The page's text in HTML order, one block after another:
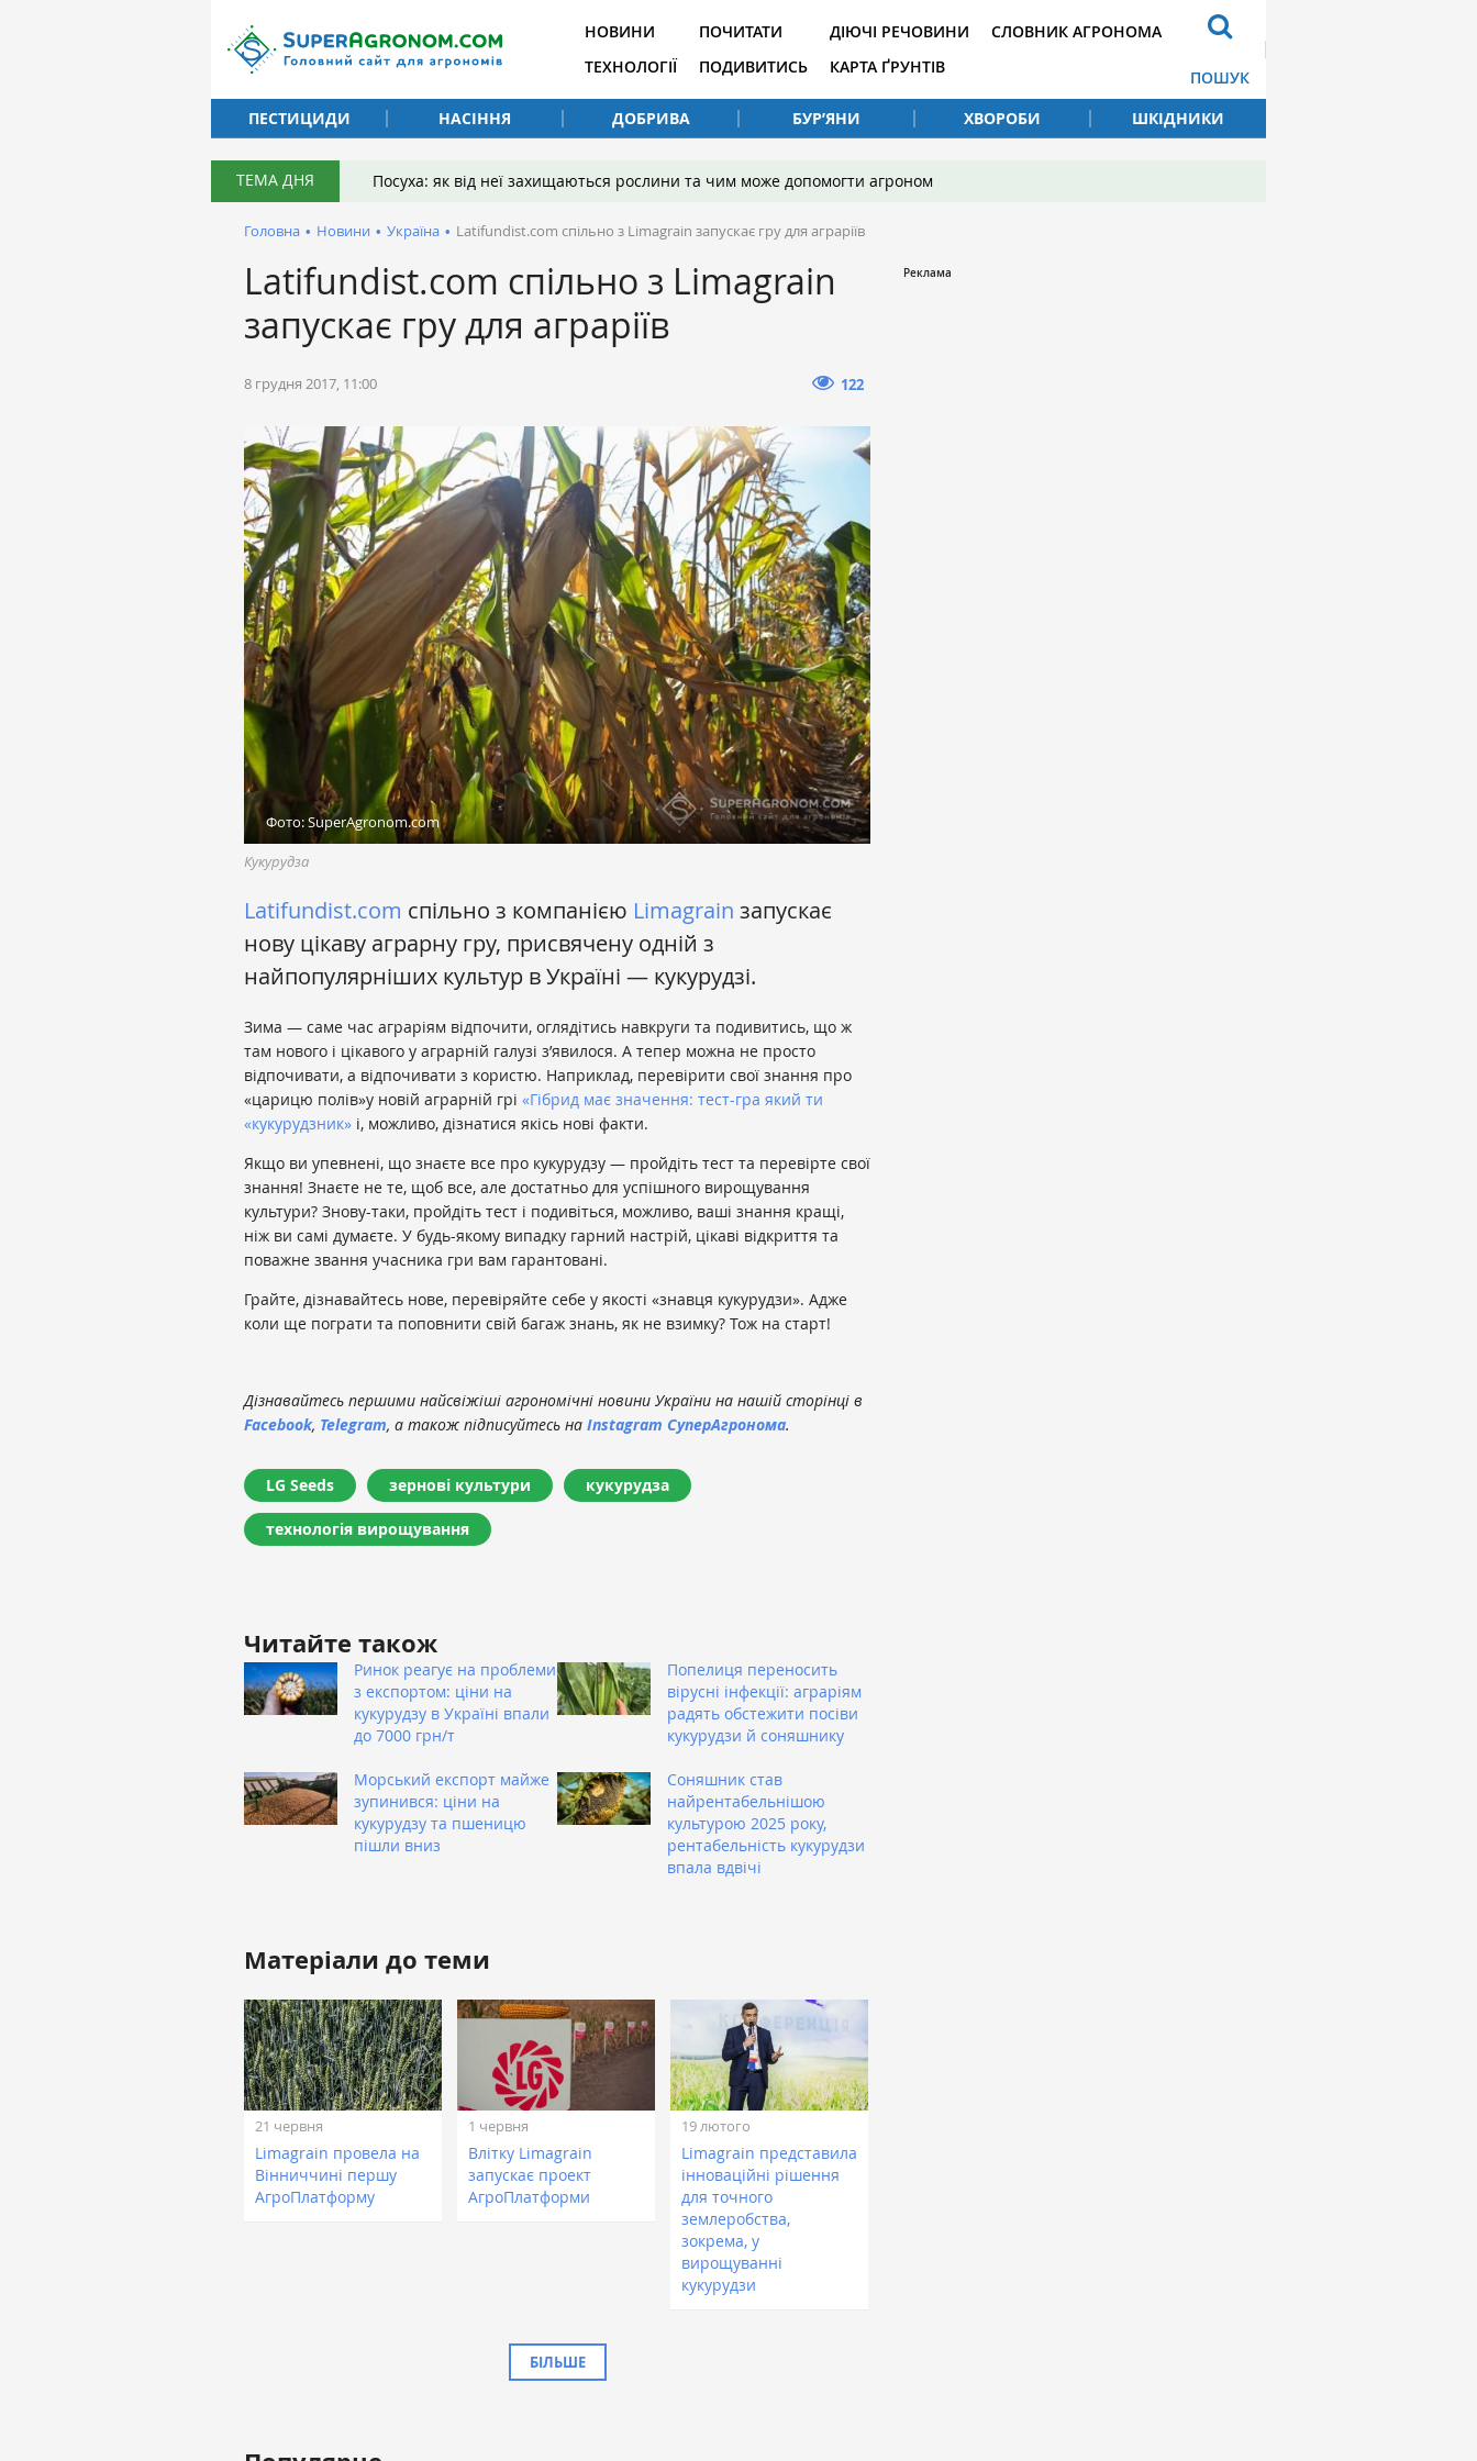
НОВИНИ
ТЕХНОЛОГІЇ
ПОЧИТАТИ
ПОДИВИТИСЬ
ДІЮЧІ РЕЧОВИНИ
КАРТА ҐРУНТІВ
СЛОВНИК АГРОНОМА
ПОШУК
ПЕСТИЦИДИ
НАСІННЯ ДОБРИВА БУР’ЯНИ ХВОРОБИ ШКІДНИКИ
ТЕМА ДНЯ Посуха: як від неї захищаються рослини та чим може допомогти агроном
Головна • Новини • Україна • Latifundist.com спільно з Limagrain запускає гру для аграріїв
Latifundist.com спільно з Limagrain
запускає гру для аграріїв
8 грудня 2017, 11:00 122
Фото: SuperAgronom.com
Кукурудза
Latifundist.com спільно з компанією Limagrain запускає
нову цікаву аграрну гру, присвячену одній з
найпопулярніших культур в Україні — кукурудзі.
Зима — саме час аграріям відпочити, оглядітись навкруги та подивитись, що ж
там нового і цікавого у аграрній галузі з’явилося. А тепер можна не просто
відпочивати, а відпочивати з користю. Наприклад, перевірити свої знання про
«царицю полів»у новій аграрній грі «Гібрид має значення: тест-гра який ти
«кукурудзник» і, можливо, дізнатися якісь нові факти.
Якщо ви упевнені, що знаєте все про кукурудзу — пройдіть тест та перевірте свої
знання! Знаєте не те, щоб все, але достатньо для успішного вирощування
культури? Знову-таки, пройдіть тест і подивіться, можливо, ваші знання кращі,
ніж ви самі думаєте. У будь-якому випадку гарний настрій, цікаві відкриття та
поважне звання учасника гри вам гарантовані.
Грайте, дізнавайтесь нове, перевіряйте себе у якості «знавця кукурудзи». Адже
коли ще пограти та поповнити свій багаж знань, як не взимку? Тож на старт!
Дізнавайтесь першими найсвіжіші агрономічні новини України на нашій сторінці в
Facebook, Telegram, а також підписуйтесь на Instagram СуперАгронома.
LG Seeds зернові культури кукурудза
технологія вирощування
Читайте також
Ринок реагує на проблеми
з експортом: ціни на
кукурудзу в Україні впали
до 7000 грн/т
Попелиця переносить
вірусні інфекції: аграріям
радять обстежити посіви
кукурудзи й соняшнику
Морський експорт майже
зупинився: ціни на
кукурудзу та пшеницю
пішли вниз
Соняшник став
найрентабельнішою
культурою 2025 року,
рентабельність кукурудзи
впала вдвічі
Матеріали до теми
21 червня
Limagrain провела на
Вінниччині першу
АгроПлатформу
1 червня
Влітку Limagrain
запускає проект
АгроПлатформи
19 лютого
Limagrain представила
інноваційні рішення
для точного
землеробства,
зокрема, у
вирощуванні
кукурудзи
БІЛЬШЕ